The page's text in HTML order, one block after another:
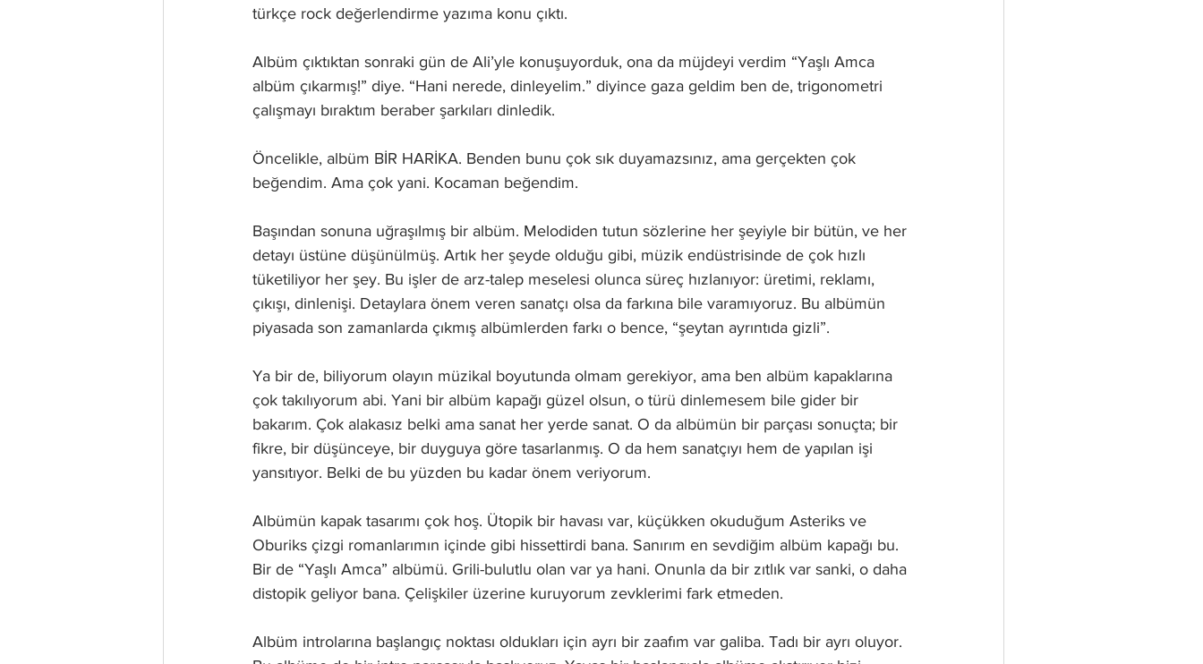
türkçe rock değerlendirme yazıma konu çıktı.
Albüm çıktıktan sonraki gün de Ali’yle konuşuyorduk, ona da müjdeyi verdim “Yaşlı Amca
albüm çıkarmış!” diye. “Hani nerede, dinleyelim.” diyince gaza geldim ben de, trigonometri
çalışmayı bıraktım beraber şarkıları dinledik.
Öncelikle, albüm BİR HARİKA. Benden bunu çok sık duyamazsınız, ama gerçekten çok
beğendim. Ama çok yani. Kocaman beğendim.
Başından sonuna uğraşılmış bir albüm. Melodiden tutun sözlerine her şeyiyle bir bütün, ve her
detayı üstüne düşünülmüş. Artık her şeyde olduğu gibi, müzik endüstrisinde de çok hızlı
tüketiliyor her şey. Bu işler de arz-talep meselesi olunca süreç hızlanıyor: üretimi, reklamı,
çıkışı, dinlenişi. Detaylara önem veren sanatçı olsa da farkına bile varamıyoruz. Bu albümün
piyasada son zamanlarda çıkmış albümlerden farkı o bence, “şeytan ayrıntıda gizli”.
Ya bir de, biliyorum olayın müzikal boyutunda olmam gerekiyor, ama ben albüm kapaklarına
çok takılıyorum abi. Yani bir albüm kapağı güzel olsun, o türü dinlemesem bile gider bir
bakarım. Çok alakasız belki ama sanat her yerde sanat. O da albümün bir parçası sonuçta; bir
fikre, bir düşünceye, bir duyguya göre tasarlanmış. O da hem sanatçıyı hem de yapılan işi
yansıtıyor. Belki de bu yüzden bu kadar önem veriyorum.
Albümün kapak tasarımı çok hoş. Ütopik bir havası var, küçükken okuduğum Asteriks ve
Oburiks çizgi romanlarımın içinde gibi hissettirdi bana. Sanırım en sevdiğim albüm kapağı bu.
Bir de “Yaşlı Amca” albümü. Grili-bulutlu olan var ya hani. Onunla da bir zıtlık var sanki, o daha
distopik geliyor bana. Çelişkiler üzerine kuruyorum zevklerimi fark etmeden.
Albüm introlarına başlangıç noktası oldukları için ayrı bir zaafım var galiba. Tadı bir ayrı oluyor.